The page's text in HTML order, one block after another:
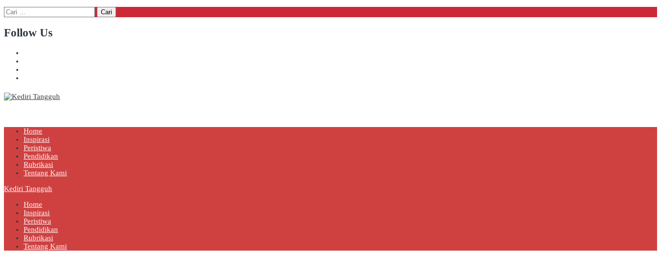
Cari
untuk:
Follow Us
Home
Inspirasi
Peristiwa
Pendidikan
Rubrikasi
Tentang Kami
Kediri Tangguh
Home
Inspirasi
Peristiwa
Pendidikan
Rubrikasi
Tentang Kami